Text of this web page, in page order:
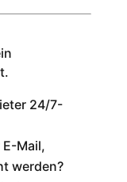
24/7-
Mail,
werden?